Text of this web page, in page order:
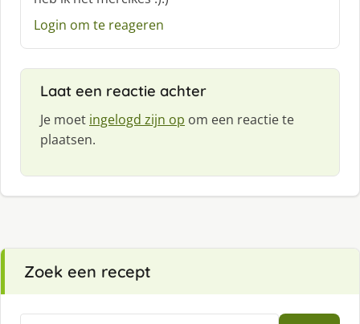
e
:
Login om te reageren
Laat een reactie achter
Je moet ingelogd zijn op om een reactie te
plaatsen.
Zoek een recept